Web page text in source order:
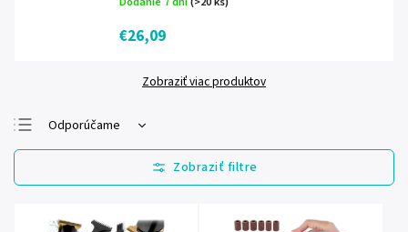
€26,09
Zobraziť viac produktov
Odporúčame
Najlacnejšie
Najdrahšie